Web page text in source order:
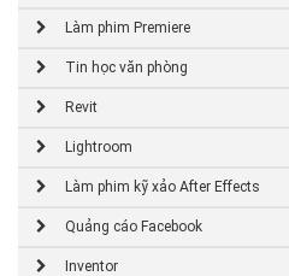
Làm phim Premiere
Tin học văn phòng
Revit
Lightroom
Làm phim kỹ xảo After Effects
Quảng cáo Facebook
Inventor